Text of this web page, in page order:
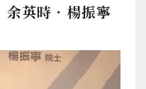
英時．楊振寧